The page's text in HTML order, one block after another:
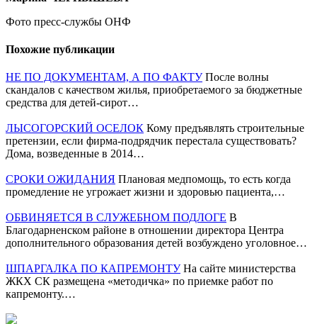
Фото пресс-службы ОНФ
Похожие публикации
НЕ ПО ДОКУМЕНТАМ, А ПО ФАКТУ После волны
скандалов с качеством жилья, приобретаемого за бюджетные
средства для детей-сирот…
ЛЫСОГОРСКИЙ ОСЕЛОК Кому предъявлять строительные
претензии, если фирма-подрядчик перестала существовать?
Дома, возведенные в 2014…
СРОКИ ОЖИДАНИЯ Плановая медпомощь, то есть когда
промедление не угрожает жизни и здоровью пациента,…
ОБВИНЯЕТСЯ В СЛУЖЕБНОМ ПОДЛОГЕ В
Благодарненском районе в отношении директора Центра
дополнительного образования детей возбуждено уголовное…
ШПАРГАЛКА ПО КАПРЕМОНТУ На сайте министерства
ЖКХ СК размещена «методичка» по приемке работ по
капремонту.…